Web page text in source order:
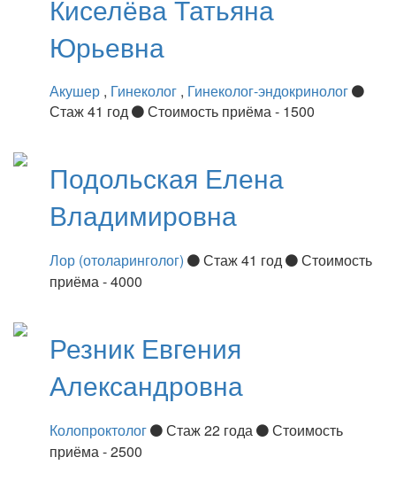
КиселёваТатьяна
Юрьевна
Акушер , Гинеколог , Гинеколог-эндокринолог
Стаж 41 год
Стоимость приёма - 1500
Подольская Елена
Владимировна
Лор (отоларинголог) Стаж 41 год
Стоимость
приёма - 4000
Резник Евгения
Александровна
Колопроктолог Стаж 22 года
Стоимость
приёма - 2500